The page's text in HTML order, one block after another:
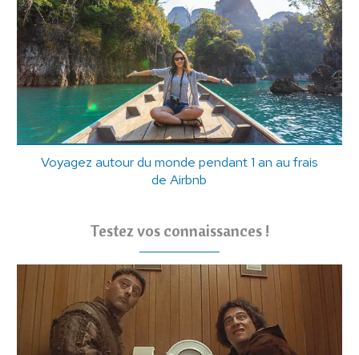
Voyagez autour du monde pendant 1 an au frais
de Airbnb
Testez vos connaissances !